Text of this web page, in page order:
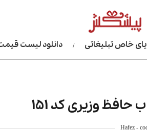
خاص تبلیغاتی دانلود لیست
حافظ وزیری کد 151
Hafez -